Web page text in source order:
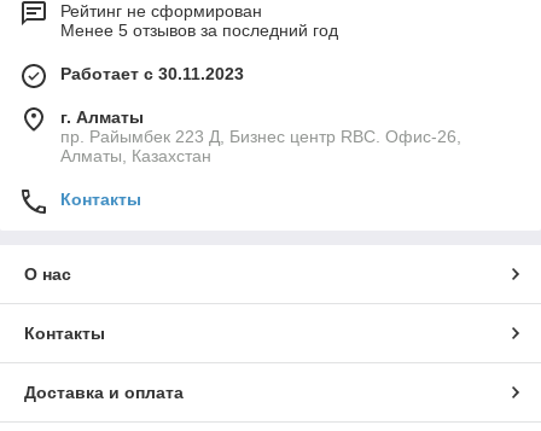
Рейтинг не сформирован
Менее 5 отзывов за последний год
Работает с 30.11.2023
г. Алматы
пр. Райымбек 223 Д, Бизнес центр RBC. Офис-26,
Алматы, Казахстан
Контакты
О нас
Контакты
Доставка и оплата